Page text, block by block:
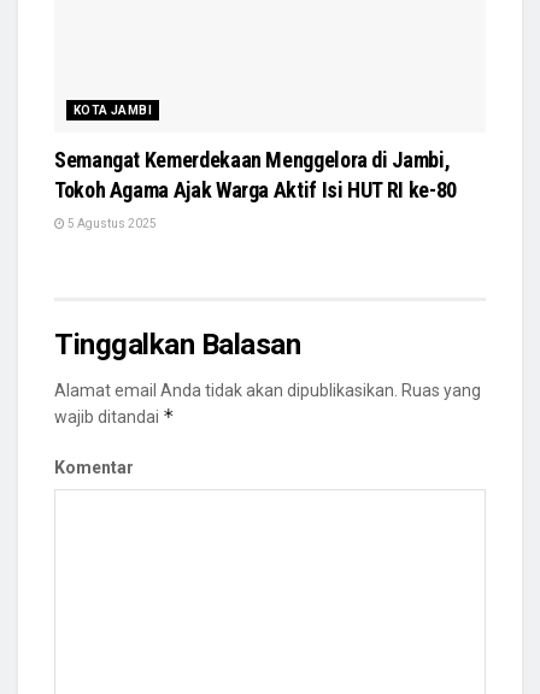
KOTA JAMBI
Semangat Kemerdekaan Menggelora di Jambi,
Tokoh Agama Ajak Warga Aktif Isi HUT RI ke-80
5 Agustus 2025
Tinggalkan Balasan
Alamat email Anda tidak akan dipublikasikan. Ruas yang
wajib ditandai *
Komentar